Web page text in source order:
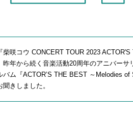
柴咲コウ CONCERT TOUR 2023
昨年から続く音楽活動20周年のアニバー
バム『ACTOR’S THE BEST ～Melodies
きしました。